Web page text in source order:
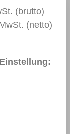
(brutto)
(netto)